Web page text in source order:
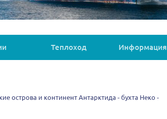
Теплоход Информация
острова и континент Антарктида - бухта Неко -